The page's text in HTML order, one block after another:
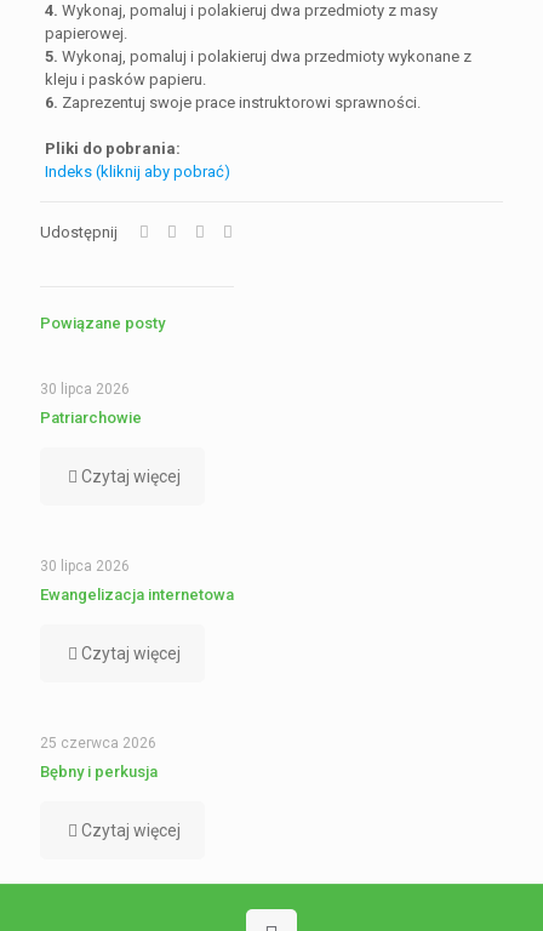
4. Wykonaj, pomaluj i polakieruj dwa przedmioty z masy
papierowej.
5. Wykonaj, pomaluj i polakieruj dwa przedmioty wykonane z
kleju i pasków papieru.
6. Zaprezentuj swoje prace instruktorowi sprawności.
Pliki do pobrania:
Indeks (kliknij aby pobrać)
Udostępnij
Powiązane posty
30 lipca 2026
Patriarchowie
Czytaj więcej
30 lipca 2026
Ewangelizacja internetowa
Czytaj więcej
25 czerwca 2026
Bębny i perkusja
Czytaj więcej